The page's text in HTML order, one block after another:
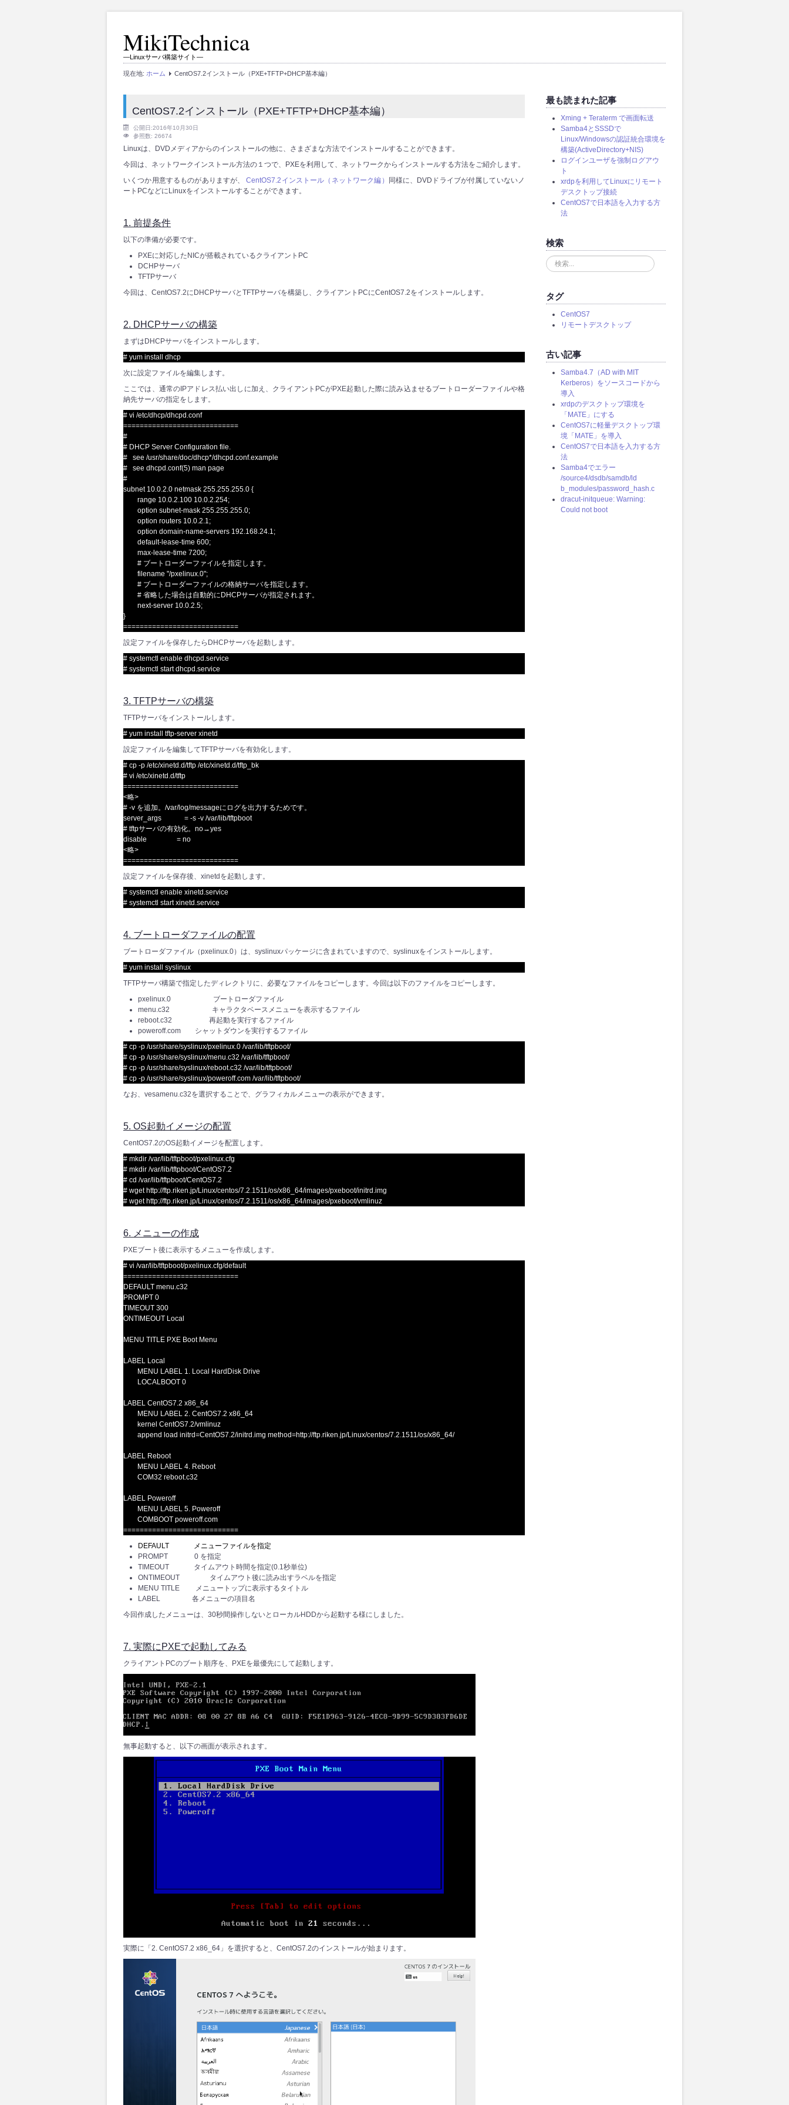
MikiTechnica
―Linuxサーバ構築サイト―
現在地: ホーム CentOS7.2インストール（PXE+TFTP+DHCP基本編）
CentOS7.2インストール（PXE+TFTP+DHCP基本編）
公開日:2016年10月30日
参照数: 26674
Linuxは、DVDメディアからのインストールの他に、さまざまな方法でインストールすることができます。
今回は、ネットワークインストール方法の１つで、PXEを利用して、ネットワークからインストールする方法をご紹介します。
いくつか用意するものがありますが、
CentOS7.2インストール（ネットワーク編）
同様に、DVDドライブが付属していないノ
ートPCなどにLinuxをインストールすることができます。
1. 前提条件
以下の準備が必要です。
PXEに対応したNICが搭載されているクライアントPC
DCHPサーバ
TFTPサーバ
今回は、CentOS7.2にDHCPサーバとTFTPサーバを構築し、クライアントPCにCentOS7.2をインストールします。
2. DHCPサーバの構築
まずはDHCPサーバをインストールします。
# yum install dhcp
次に設定ファイルを編集します。
ここでは、通常のIPアドレス払い出しに加え、クライアントPCがPXE起動した際に読み込ませるブートローダーファイルや格
納先サーバの指定をします。
# vi /etc/dhcp/dhcpd.conf
============================
#
# DHCP Server Configuration file.
# see /usr/share/doc/dhcp*/dhcpd.conf.example
# see dhcpd.conf(5) man page
#
subnet 10.0.2.0 netmask 255.255.255.0 {
range 10.0.2.100 10.0.2.254;
option subnet-mask 255.255.255.0;
option routers 10.0.2.1;
option domain-name-servers 192.168.24.1;
default-lease-time 600;
max-lease-time 7200;
# ブートローダーファイルを指定します。
filename "/pxelinux.0";
# ブートローダーファイルの格納サーバを指定します。
# 省略した場合は自動的にDHCPサーバが指定されます。
next-server 10.0.2.5;
}
============================
設定ファイルを保存したらDHCPサーバを起動します。
# systemctl enable dhcpd.service
# systemctl start dhcpd.service
3. TFTPサーバの構築
TFTPサーバをインストールします。
# yum install tftp-server xinetd
設定ファイルを編集してTFTPサーバを有効化します。
# cp -p /etc/xinetd.d/tftp /etc/xinetd.d/tftp_bk
# vi /etc/xinetd.d/tftp
============================
<略>
# -v を追加。/var/log/messageにログを出力するためです。
server_args = -s -v /var/lib/tftpboot
# tftpサーバの有効化。no→yes
disable = no
<略>
============================
設定ファイルを保存後、xinetdを起動します。
# systemctl enable xinetd.service
# systemctl start xinetd.service
4. ブートローダファイルの配置
ブートローダファイル（pxelinux.0）は、syslinuxパッケージに含まれていますので、syslinuxをインストールします。
# yum install syslinux
TFTPサーバ構築で指定したディレクトリに、必要なファイルをコピーします。今回は以下のファイルをコピーします。
pxelinux.0 ブートローダファイル
menu.c32 キャラクタベースメニューを表示するファイル
reboot.c32 再起動を実行するファイル
poweroff.com シャットダウンを実行するファイル
# cp -p /usr/share/syslinux/pxelinux.0 /var/lib/tftpboot/
# cp -p /usr/share/syslinux/menu.c32 /var/lib/tftpboot/
# cp -p /usr/share/syslinux/reboot.c32 /var/lib/tftpboot/
# cp -p /usr/share/syslinux/poweroff.com /var/lib/tftpboot/
なお、vesamenu.c32を選択することで、グラフィカルメニューの表示ができます。
5. OS起動イメージの配置
CentOS7.2のOS起動イメージを配置します。
# mkdir /var/lib/tftpboot/pxelinux.cfg
# mkdir /var/lib/tftpboot/CentOS7.2
# cd /var/lib/tftpboot/CentOS7.2
# wget http://ftp.riken.jp/Linux/centos/7.2.1511/os/x86_64/images/pxeboot/initrd.img
# wget http://ftp.riken.jp/Linux/centos/7.2.1511/os/x86_64/images/pxeboot/vmlinuz
6. メニューの作成
PXEブート後に表示するメニューを作成します。
# vi /var/lib/tftpboot/pxelinux.cfg/default
============================
DEFAULT menu.c32
PROMPT 0
TIMEOUT 300
ONTIMEOUT Local
MENU TITLE PXE Boot Menu
LABEL Local
MENU LABEL 1. Local HardDisk Drive
LOCALBOOT 0
LABEL CentOS7.2 x86_64
MENU LABEL 2. CentOS7.2 x86_64
kernel CentOS7.2/vmlinuz
append load initrd=CentOS7.2/initrd.img method=http://ftp.riken.jp/Linux/centos/7.2.1511/os/x86_64/
LABEL Reboot
MENU LABEL 4. Reboot
COM32 reboot.c32
LABEL Poweroff
MENU LABEL 5. Poweroff
COMBOOT poweroff.com
============================
DEFAULT メニューファイルを指定
PROMPT 0 を指定
TIMEOUT タイムアウト時間を指定(0.1秒単位)
ONTIMEOUT タイムアウト後に読み出すラベルを指定
MENU TITLE メニュートップに表示するタイトル
LABEL 各メニューの項目名
今回作成したメニューは、30秒間操作しないとローカルHDDから起動する様にしました。
7. 実際にPXEで起動してみる
クライアントPCのブート順序を、PXEを最優先にして起動します。
無事起動すると、以下の画面が表示されます。
実際に「2. CentOS7.2 x86_64」を選択すると、CentOS7.2のインストールが始まります。
最も読まれた記事
Xming + Teraterm で画面転送
Samba4とSSSDで
Linux/Windowsの認証統合環境を
構築(ActiveDirectory+NIS)
ログインユーザを強制ログアウ
ト
xrdpを利用してLinuxにリモート
デスクトップ接続
CentOS7で日本語を入力する方
法
検索
検
索
.
タグ
CentOS7
リモートデスクトップ
古い記事
Samba4.7（AD with MIT
Kerberos）をソースコードから
導入
xrdpのデスクトップ環境を
「MATE」にする
CentOS7に軽量デスクトップ環
境「MATE」を導入
CentOS7で日本語を入力する方
法
Samba4でエラー
/source4/dsdb/samdb/ld
b_modules/password_hash.c
dracut-initqueue: Warning:
Could not boot